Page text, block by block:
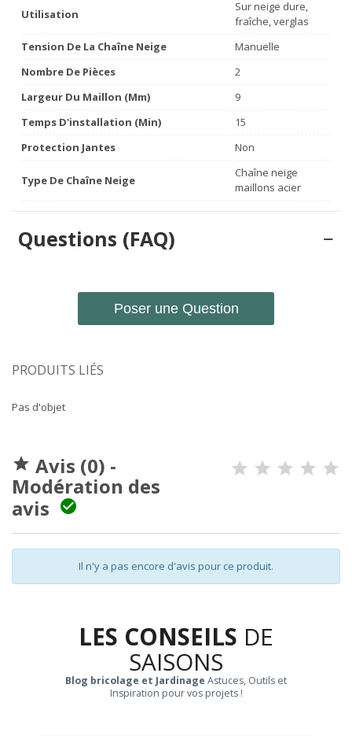
Utilisation
Sur neige dure,
fraîche, verglas
Tension De La Chaîne Neige
Manuelle
Nombre De Pièces
2
Largeur Du Maillon (mm)
9
Temps D'installation (min)
15
Protection Jantes
Non
Type De Chaîne Neige
Chaîne neige
maillons acier
Questions (FAQ)
Poser une Question
PRODUITS LIÉS
Pas d'objet
 Avis (0) -
Modération des
avis

Il n'y a pas encore d'avis pour ce produit.
LES CONSEILS DE
SAISONS
Blog bricolage et Jardinage Astuces, Outils et
Inspiration pour vos projets !